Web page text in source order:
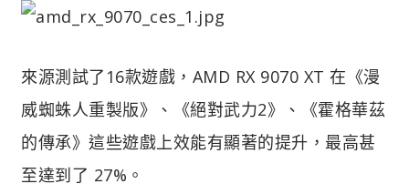
來源測試了16款遊戲，AMD RX 9070 XT 在《漫
威蜘蛛人重製版》、《絕對武力2》、《霍格華茲
的傳承》這些遊戲上效能有顯著的提升，最高甚
至達到了 27%。